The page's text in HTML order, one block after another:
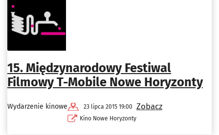
15. Międzynarodowy Festiwal
Filmowy T-Mobile Nowe Horyzonty
Wydarzenie kinowe
23 lipca 2015 19:00
Kino Nowe Horyzonty
Zobacz